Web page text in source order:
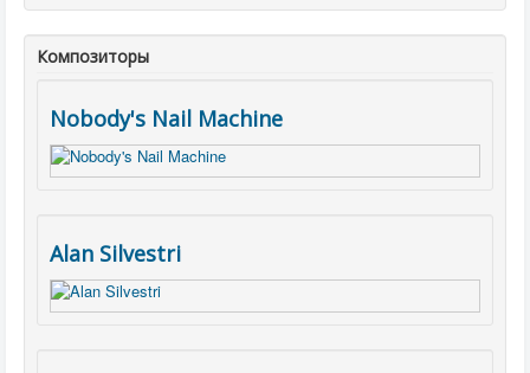
Композиторы
Nobody's Nail Machine
Alan Silvestri